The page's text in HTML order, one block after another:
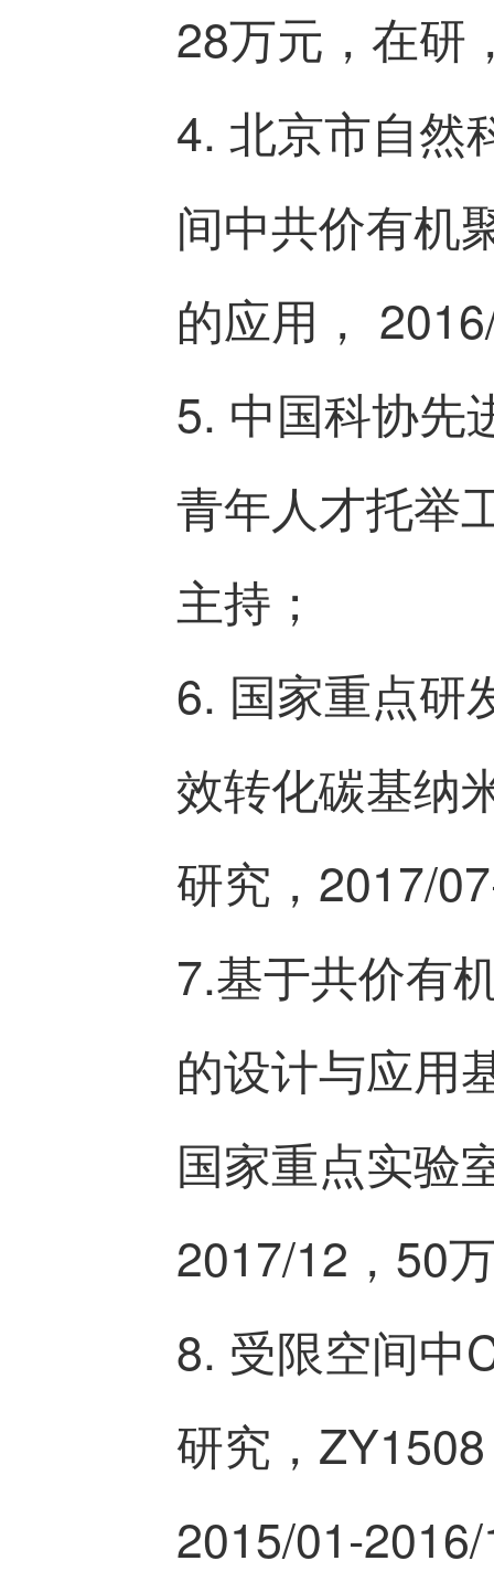
28万元，在研
4. 北京市自然
间中共价有机
的应用，
5. 中国科协先
青年人才托举
主持；
6. 国家重点研
效转化碳基纳
研究，2017/
7.基于共价有
的设计与应用
国家重点实验
2017/12，50
8. 受限空间中
研究，
2015/01-